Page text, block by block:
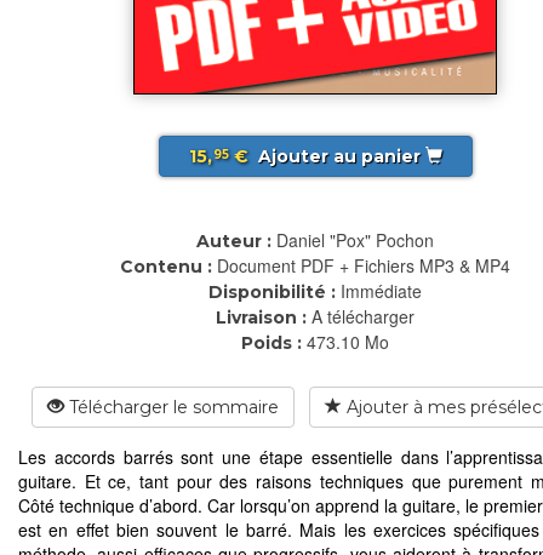
15,95€ Ajouter au panier
Auteur : Daniel "Pox" Pochon
Contenu : Document PDF + Fichiers MP3 & MP4
Disponibilité : Immédiate
Livraison : A télécharger
Poids : 473.10 Mo
Télécharger le sommaire Ajouter à mes
Les accords barrés sont une étape essentielle dans
guitare. Et ce, tant pour des raisons techniques que purement
Côté technique d’abord. Car lorsqu’on apprend la guitare, le
est en effet bien souvent le barré. Mais les exercices